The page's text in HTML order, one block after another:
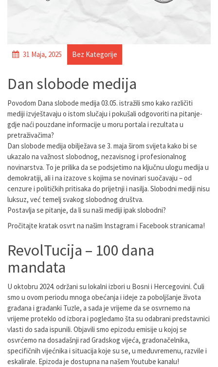
31 Maja, 2025 Bez Kategorije
Dan slobode medija
Povodom Dana slobode medija 03.05. istražili smo kako različiti
mediji izvještavaju o istom slučaju i pokušali odgovoriti na pitanje-
gdje naći pouzdane informacije u moru portala i rezultata u
pretraživačima?
Dan slobode medija obilježava se 3. maja širom svijeta kako bi se
ukazalo na važnost slobodnog, nezavisnog i profesionalnog
novinarstva. To je prilika da se podsjetimo na ključnu ulogu medija u
demokratiji, ali i na izazove s kojima se novinari suočavaju – od
cenzure i političkih pritisaka do prijetnji i nasilja. Slobodni mediji nisu
luksuz, već temelj svakog slobodnog društva.
Postavlja se pitanje, da li su naši mediji ipak slobodni?
Pročitajte kratak osvrt na našim Instagram i Facebook stranicama!
RevolTucija – 100 dana
mandata
U oktobru 2024. održani su lokalni izbori u Bosni i Hercegovini. Čuli
smo u ovom periodu mnoga obećanja i ideje za poboljšanje života
građana i građanki Tuzle, a sada je vrijeme da se osvrnemo na
vrijeme proteklo od izbora i pogledamo šta su odabrani predstavnici
vlasti do sada ispunili. Objavili smo epizodu emisije u kojoj se
osvrćemo na dosadašnji rad Gradskog vijeća, gradonačelnika,
specifičnih vijećnika i situacija koje su se, u međuvremenu, razvile i
eskalirale. Epizoda je dostupna na našem Youtube kanalu!